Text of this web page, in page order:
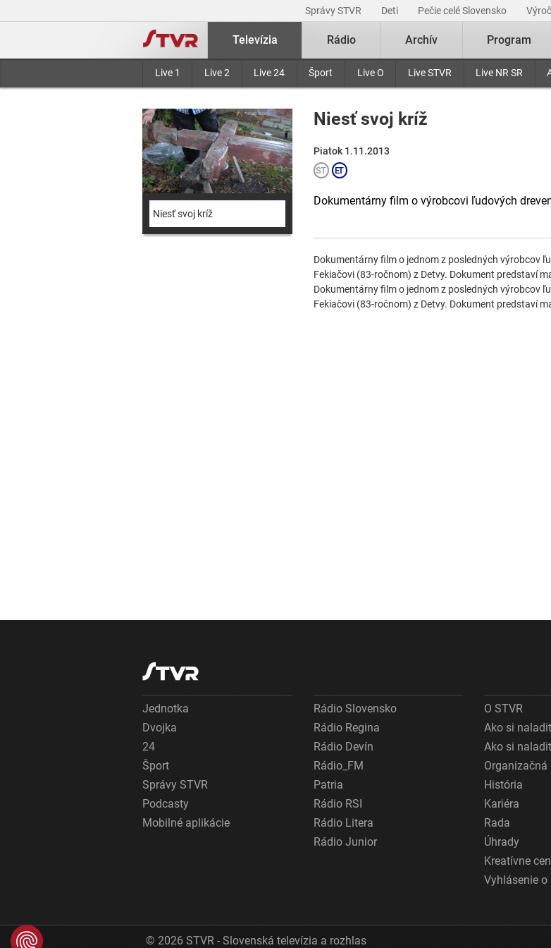
Správy STVR Deti Pečie celé Slovensko
Televízia
Live 1 Live 2 Live 24 Šport Live O Live STVR Live NR SR
Rádio Archív Program
Niesť svoj kríž
Niesť svoj kríž
Piatok 1.11.2013
Dokumentárny film o výrobcovi ľudových
Dokumentárny film o jednom z posledných výrobcov
Fekiačovi (83-ročnom) z Detvy. Dokument predstaví
Dokumentárny film o jednom z posledných výrobcov
Fekiačovi (83-ročnom) z Detvy. Dokument predstaví
Jednotka
Dvojka
24
Šport
Správy STVR
Podcasty
Mobilné aplikácie
Rádio Slovensko
Rádio Regina
Rádio Devín
Rádio_FM
Patria
Rádio RSI
Rádio Litera
Rádio Junior
O STVR
Ako si
Ako si
Organizačná
História
Kariéra
Rada
Úhrady
Kreatívne
Vyhlásenie
© 2026 STVR - Slovenská televízia a rozhlas